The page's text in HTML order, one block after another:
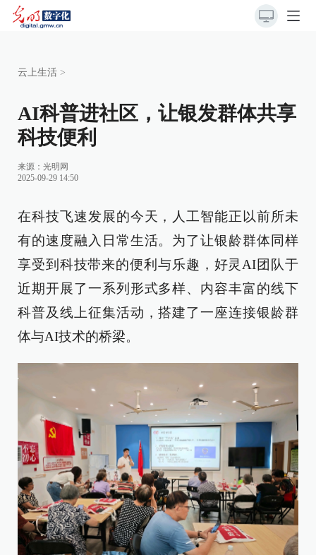
云上生活 >
AI科普进社区，让银发群体共享
科技便利
来源： 光明网
2025-09-29 14:50
在科技飞速发展的今天，人工智能正以前所未
有的速度融入日常生活。为了让银龄群体同样
享受到科技带来的便利与乐趣，好灵AI团队于
近期开展了一系列形式多样、内容丰富的线下
科普及线上征集活动，搭建了一座连接银龄群
体与AI技术的桥梁。